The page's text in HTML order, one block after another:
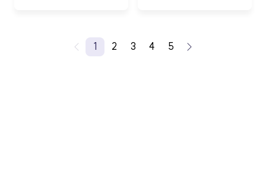
1 2 3 4 5